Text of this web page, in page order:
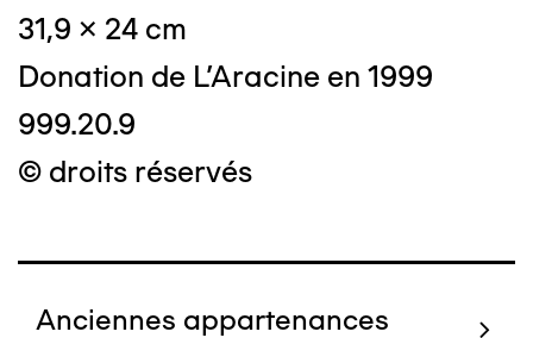
31,9 x 24 cm
Donation de L'Aracine en 1999
999.20.9
© droits réservés
Anciennes appartenances